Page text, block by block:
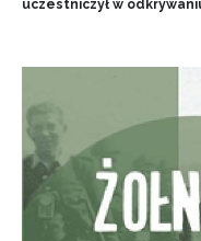
uczestniczył w